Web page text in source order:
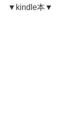
▼kindle本▼